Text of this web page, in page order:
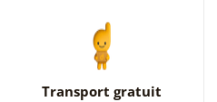
Transport gratuit